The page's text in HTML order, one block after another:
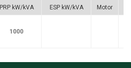
PRP kW/kVA ESP kW/kVA Motor
1000